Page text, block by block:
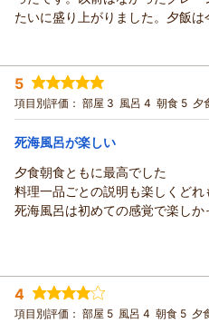
ぜひまた季節を変えて、ゆっく
またお会いできます日を、心よ
温まるご感想をお寄せいただき
夕食の魚料理をお気に召してい
思っております。魚介の旨味を
の香りまで楽しんでいただける
で、「これだけでお腹満足」と
その後、体調を崩されたとのこ
ださい。お身体が万全でない中
っていただけたこと、本当にあ
ゆっくりと味わっていただけま
ております。またお会いできま
ります。ありがとうございまし
たいに盛り上がりました。夕飯
るプランでしたが、馬刺しがと
んでしまいました。料理も全部
つも丁寧に料理の説明をしてく
また暖かくなったら伺います。
宿泊時期： 2025年11月宿泊 (夫婦旅行)
投稿者： 柴ぴすさん (女性/40代)
宿泊プラン： 【極上の会津旅】 会津
〈ふくしまの酒〉
ツイン 朝・夕
宿泊価格帯： 19,001～20,000円(大人
ヒーリングイン ホワイトペンション
★柴ぴす様
いつもホワイトペンションをご
7月に続き、年内にもう一度お
く
思っております。雪の後ならで
る
5
項目別評価： 部屋 3 風呂 4 朝食 5 夕
死海風呂が楽しい
夕食朝食ともに最高でした
料理一品ごとの説明も楽しくどれ
死海風呂は初めての感覚で楽しか
投稿者： ぐっさんさん(男性/50代)
宿泊プラン： 【じゃらん限定】いなわ
きプラン
ダブル 朝・夕
4
項目別評価： 部屋 5 風呂 4 朝食 5 夕